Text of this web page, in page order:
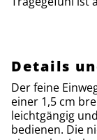
Details
Der feine
einer 1,5 cm
leichtgängig
bedienen. Die